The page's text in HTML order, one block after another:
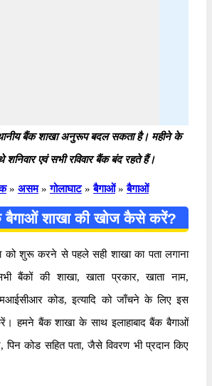
बैंक शाखा अनुरूप बदल सकता है। महीने के
एवं सभी रविवार बैंक बंद रहते हैं।
» असम » गोलाघाट » बैगाओं » बैगाओं
बैगाओं शाखा की खोज कैसे करें?
को शुरू करने से पहले सही शाखा का पता लगाना
बैंकों की शाखा, खाता प्रकार, खाता नाम,
कोड, इत्यादि को जाँचने के लिए इस
हमने बैंक शाखा के साथ इलाहाबाद बैंक बैगाओं
पिन कोड सहित पता, जैसे विवरण भी प्रदान किए